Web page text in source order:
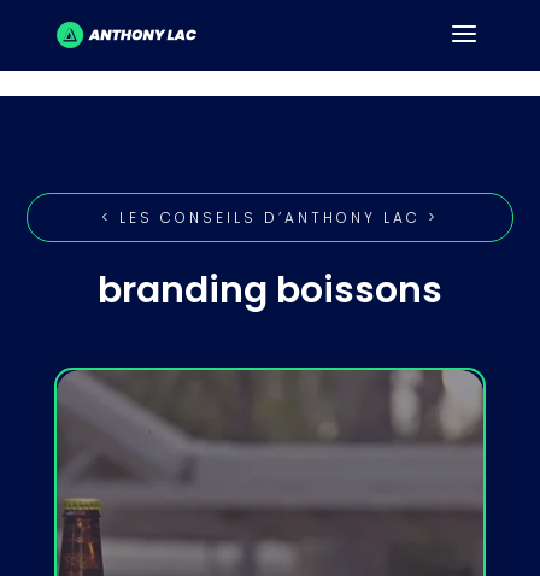
< LES CONSEILS D’ANTHONY LAC >
branding boissons